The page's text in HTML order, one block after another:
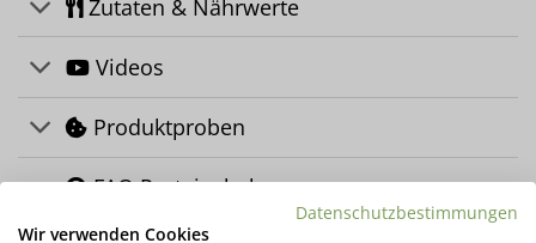
Zutaten & Nährwerte
Videos
Produktproben
FAQ Proteinshakes
Datenschutzbestimmungen
Wir verwenden Cookies